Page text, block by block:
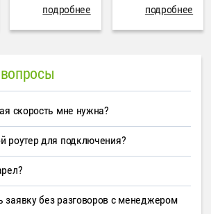
подробнее подробнее
скорость мне нужна?
роутер для подключения?
заявку без разговоров с менеджером